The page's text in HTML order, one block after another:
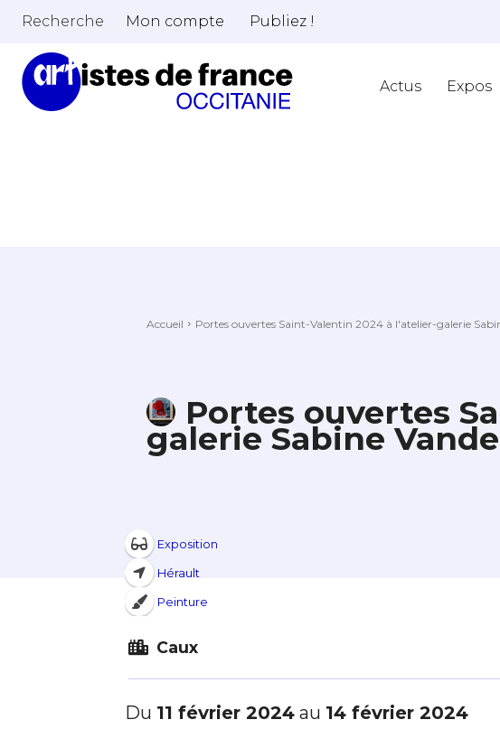
Recherche Mon compte Publiez !
Actus Expos
Accueil Portes ouvertes Saint-Valentin 2024 à l'atelier-galerie
Portes ouvertes
galerie Sabine
Exposition
Hérault
Peinture
Caux
Du 11 février 2024 au 14 février 2024